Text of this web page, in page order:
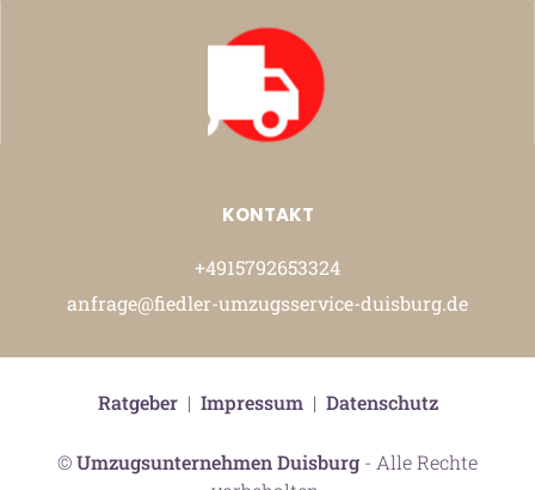
KONTAKT
+4915792653324
anfrage@fiedler-umzugsservice-duisburg.de
©Umzugsunternehmen Duisburg - Alle Rechte
Ratgeber| Impressum| Datenschutz